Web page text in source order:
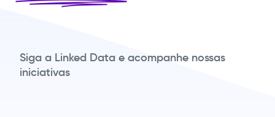
Siga a Linked Data e acompanhe nossas
iniciativas